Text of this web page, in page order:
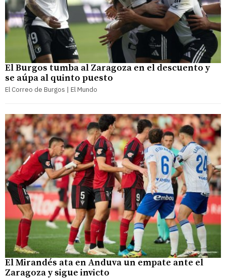
El Burgos tumba al Zaragoza en el descuento y
se aúpa al quinto puesto
El Correo de Burgos | El Mundo
El Mirandés ata en Anduva un empate ante el
Zaragoza y sigue invicto